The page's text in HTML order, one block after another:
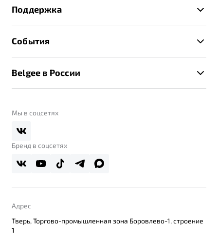
Страхование
Расчет КАСКО
Техническое обслуживание
Калькулятор ТО
Поддержка
Помощь на дорогах
Belgee Линк
Реферальная программа
События
Belgee в России
О дилерском центре
Правовая информация
Мы в соцсетях
Бренд в соцсетях
Адрес
Тверь, Торгово-промышленная зона Боровлево-1, строение
1